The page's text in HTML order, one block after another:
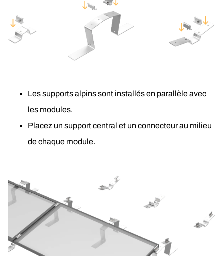
Les supports alpins sont installés en parallèle avec
les modules.
Placez un support central et un connecteur au milieu
de chaque module.